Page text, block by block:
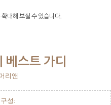
대해 보실 수 있습니다.
베스트 가디
리앤
성: